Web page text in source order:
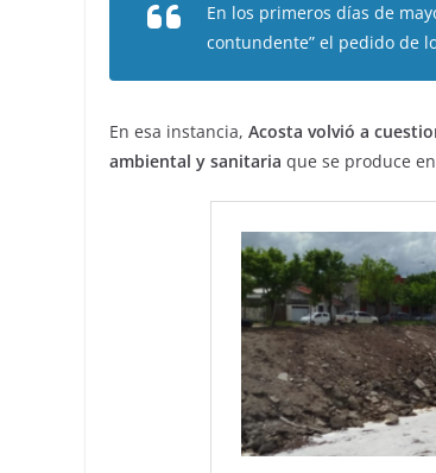
En los primeros días de
contundente” el pedido de
En esa instancia, Acosta volvió a
ambiental y sanitaria que se produce